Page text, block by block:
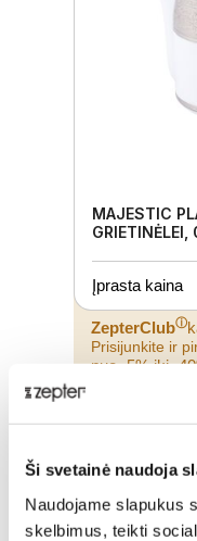
Ši svetainė naudoja
Naudojame slapukus
skelbimus, teikti
MAJESTIC
GRIETINĖLEI,
Įprasta kaina
ZepterClubⓘ
Prisijunkite ir
nuo -5% iki -